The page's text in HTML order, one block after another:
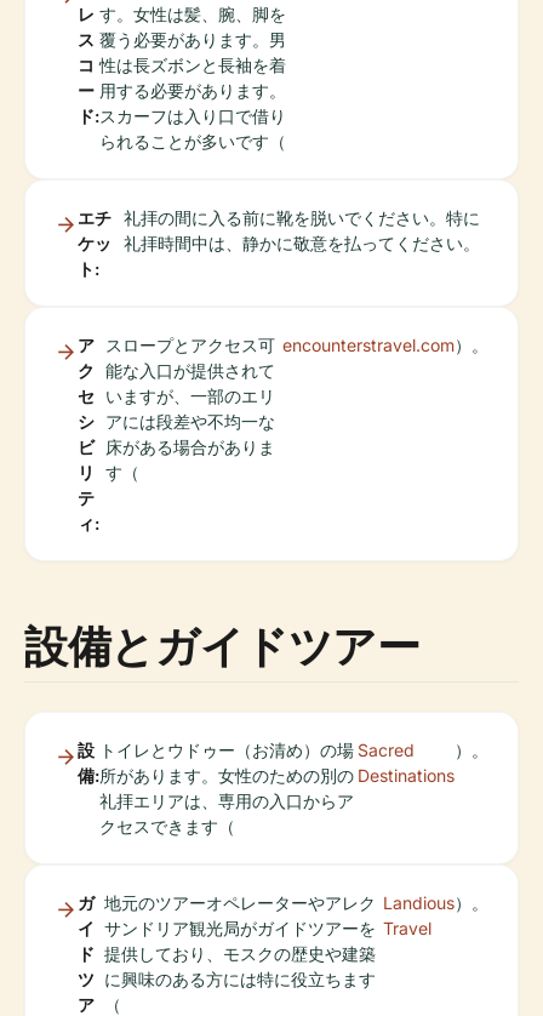
レ
ス
コ
ー
ド:
す。女性は髪、腕、脚を
覆う必要があります。男
性は長ズボンと長袖を着
用する必要があります。
スカーフは入り口で借り
られることが多いです（
エチ
ケッ
ト:
礼拝の間に入る前に靴を脱いでください。特に
礼拝時間中は、静かに敬意を払ってください。
ア
ク
セ
シ
ビ
リ
テ
ィ:
スロープとアクセス可
能な入口が提供されて
いますが、一部のエリ
アには段差や不均一な
床がある場合がありま
す（
encounterstravel.com）。
設備とガイドツアー
設
備:
トイレとウドゥー（お清め）の場
所があります。女性のための別の
礼拝エリアは、専用の入口からア
クセスできます（
Sacred
Destinations
）。
ガ
イ
ド
ツ
ア
地元のツアーオペレーターやアレク
サンドリア観光局がガイドツアーを
提供しており、モスクの歴史や建築
に興味のある方には特に役立ちます
（
Landious
Travel
）。